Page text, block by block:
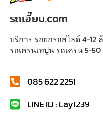
รถเฮี๊ยบ.com
บริการ รถยกรถสไลด์ 4-12
รถเครนเทปูน รถเครน 5-
085 622 2251
LINE ID : Lay1239